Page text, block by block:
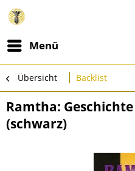
Menü
Übersicht Backlist
Ramtha:
(schwarz)